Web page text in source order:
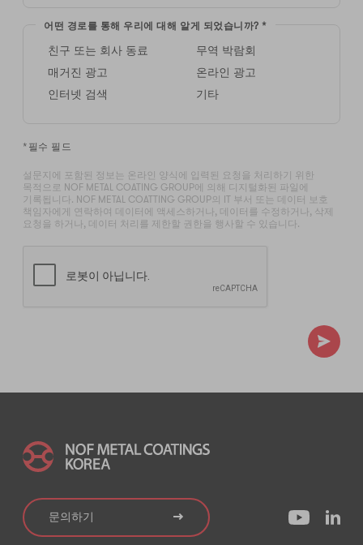
어떤 경로를 통해 우리에 대해 알게 되었습니까? *
친구 또는 회사 동료
무역 박람회
매거진 광고
온라인 광고
인터넷 검색
기타
*필수 필드
설문지에 포함된 정보는 온라인 양식에 입력된 요청을 처리하기 위한
목적으로 NOF METAL COATING GROUP에 의해 디지털화된 파일에
기록됩니다. NOF METAL COATTING GROUP의 IT 부서 또는 데이터 보호
책임자에게 연락하여 데이터에 액세스하거나, 데이터를 수정하거나, 삭제
요청을 하거나, 데이터 처리를 제한할 권한을 행사할 수 있습니다.
문의하기